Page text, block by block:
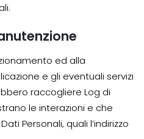
ed alla
e gli eventuali servizi
raccogliere Log di
le interazioni e che
Personali, quali l’indirizzo